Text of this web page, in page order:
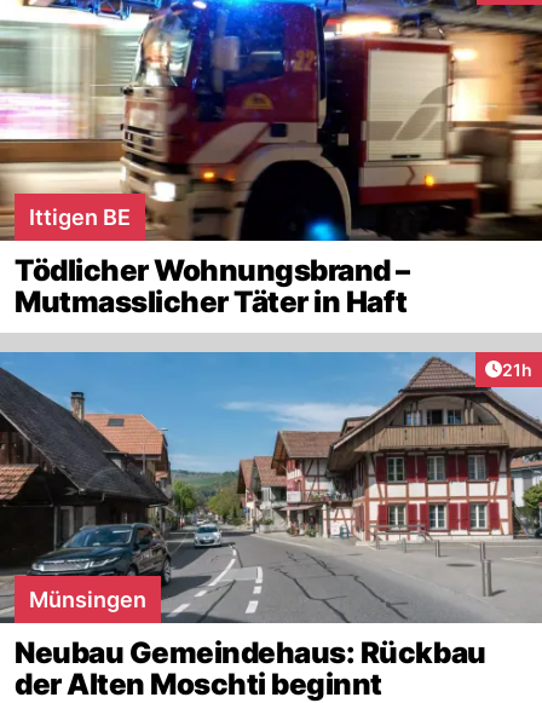
Ittigen BE
Tödlicher Wohnungsbrand –
Mutmasslicher Täter in Haft
21h
Münsingen
Neubau Gemeindehaus: Rückbau
der Alten Moschti beginnt